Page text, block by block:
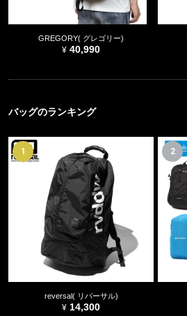
GREGORY( グレゴリー)
40,990
バッグのランキング
1
reversal( リバーサル)
14,300
2